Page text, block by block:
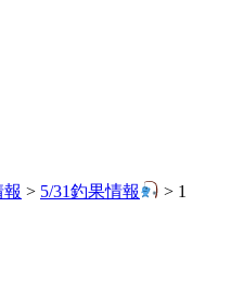
> 5/31釣果情報 > 1